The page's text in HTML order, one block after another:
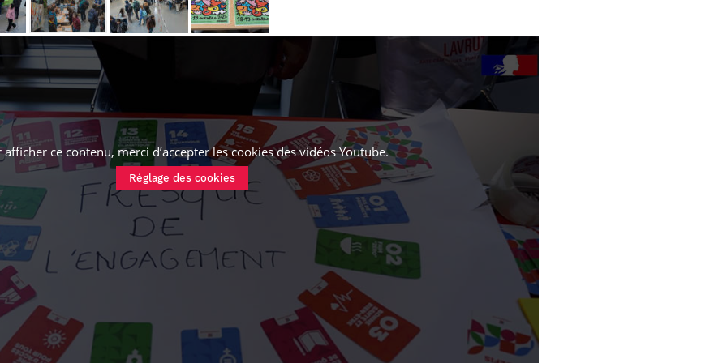
afficher ce contenu, merci d’accepter les cookiesdes vidéos Youtube.
Réglage des cookies